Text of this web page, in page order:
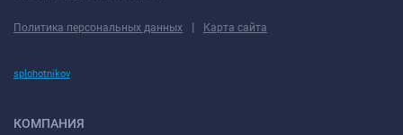
Политика персональных данных | Карта сайта
splohotnikov
КОМПАНИЯ